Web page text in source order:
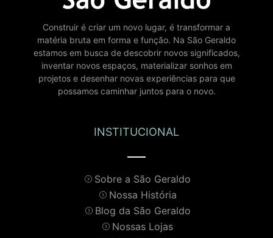
Construir é criar um novo lugar, é transformar a
matéria bruta em forma e função. Na São Geraldo
estamos em busca de descobrir novos significados,
inventar novos espaços, materializar sonhos em
projetos e desenhar novas experiências para que
possamos caminhar juntos para o novo.
INSTITUCIONAL
Sobre a São Geraldo
Nossa História
Blog da São Geraldo
Nossas Lojas